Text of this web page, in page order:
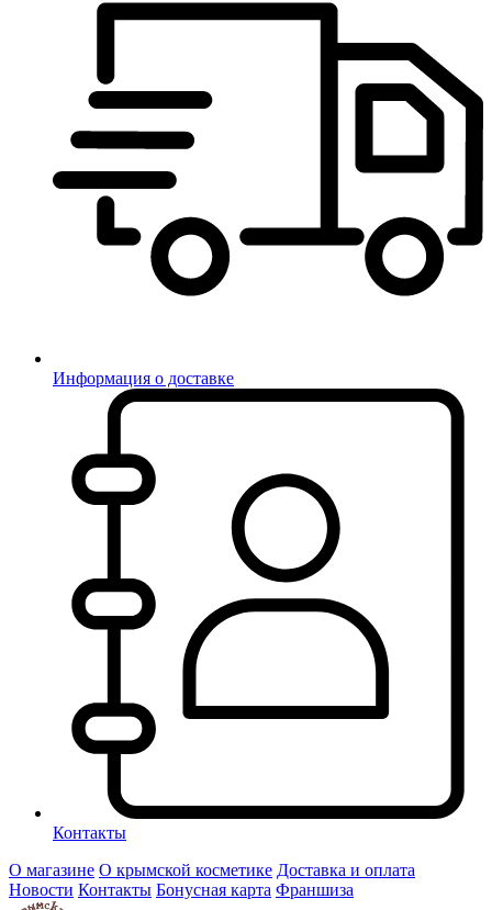
Информация о доставке
Контакты
О магазине О крымской косметике Доставка и оплата
Новости Контакты Бонусная карта Франшиза